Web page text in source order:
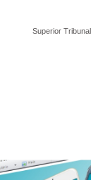
Superior